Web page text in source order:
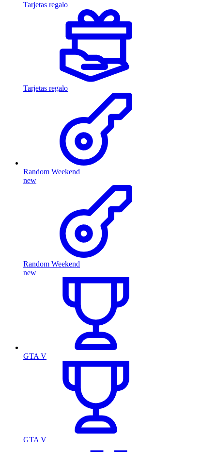
Tarjetas regalo
Tarjetas regalo
Random Weekend
new
Random Weekend
new
GTA V
GTA V